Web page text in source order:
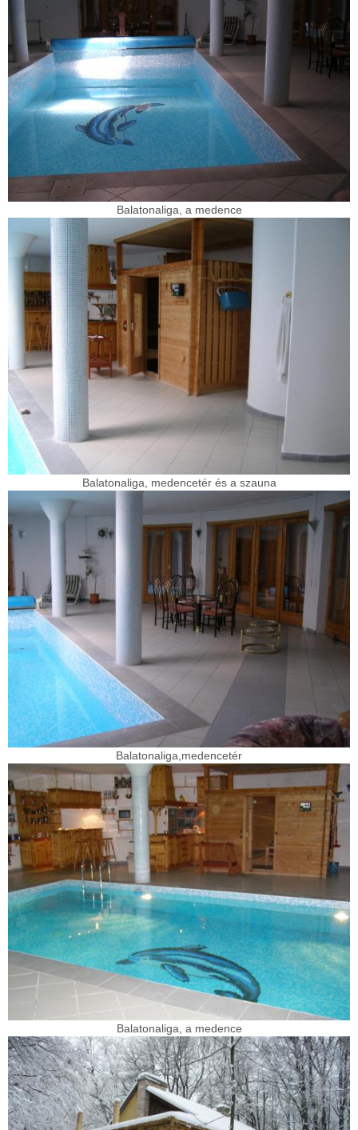
Balatonaliga, a medence
Balatonaliga, medencetér és a szauna
Balatonaliga,medencetér
Balatonaliga, a medence